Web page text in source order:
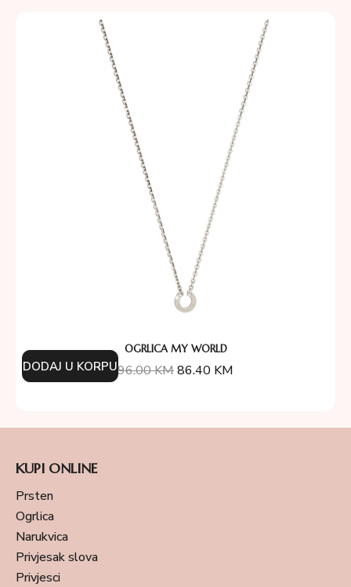
OGRLICA MY WORLD
96.00KM86.40 KM
DODAJ U KORPU
KUPI ONLINE
Prsten
Ogrlica
Narukvica
Privjesak slova
Privjesci